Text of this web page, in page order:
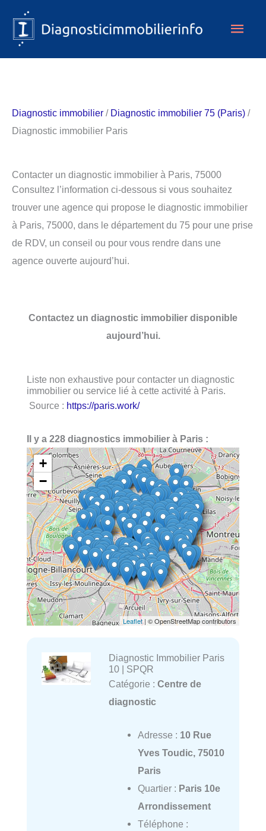
contenu
Diagnostic immobilier / Diagnostic immobilier 75 (Paris) /
Diagnostic immobilier Paris
Contacter un diagnostic immobilier à Paris, 75000
Consultez l’information ci-dessous si vous souhaitez
trouver une agence qui propose le diagnostic immobilier
à Paris, 75000, dans le département du 75 pour une prise
de RDV, un conseil ou pour vous rendre dans une
agence ouverte aujourd’hui.
Contactez un diagnostic immobilier disponible
aujourd’hui.
Liste non exhaustive pour contacter un diagnostic
immobilier ou service lié à cette activité à Paris.
Source : https://paris.work/
Il y a 228 diagnostics immobilier à Paris :
+
−
Leaflet| © OpenStreetMap contributors
Diagnostic Immobilier Paris
10 | SPQR
Catégorie : Centre de
diagnostic
Adresse : 10 Rue
Yves Toudic, 75010
Paris
Quartier : Paris 10e
Arrondissement
Téléphone :